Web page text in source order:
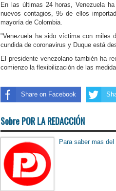
En las últimas 24 horas, Venezuela
nuevos contagios, 95 de ellos
mayoría de Colombia.
"Venezuela ha sido víctima con miles
cundida de coronavirus y Duque está
El presidente venezolano también ha
comienzo la flexibilización de las
Share on Facebook
Sobre POR LA REDACCIÓN
Para saber mas